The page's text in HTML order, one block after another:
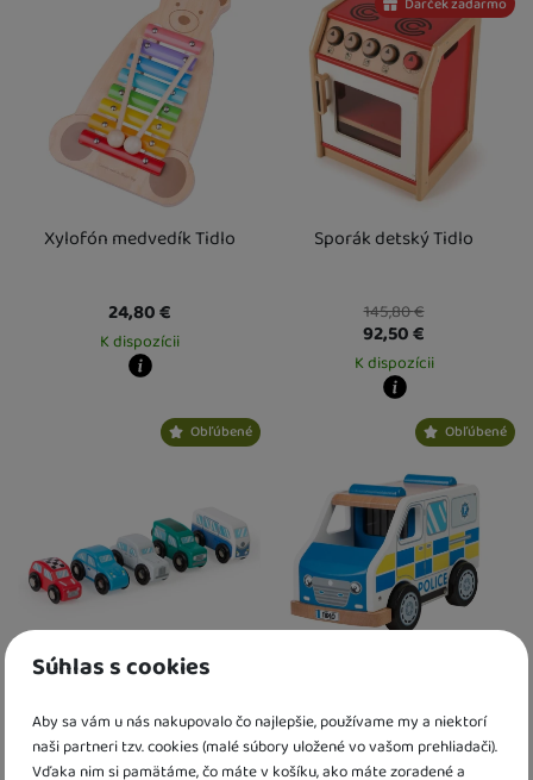
Súhlas s cookies
Aby sa vám u nás nakupovalo čo najlepšie, používame my a niektorí
naši partneri tzv. cookies (malé súbory uložené vo vašom prehliadači).
Vďaka nim si pamätáme, čo máte v košíku, ako máte zoradené a
Xylofón medvedík Tidlo
24,80€
K dispozícii
Osobný odber vo výdajnom mieste
Sporák detský Tidlo
145,80€
92,50€
K dispozícii
Kdy zboží dostanete?
Osobný odber vo výdajnom mieste
Obľúbené Obľúbené